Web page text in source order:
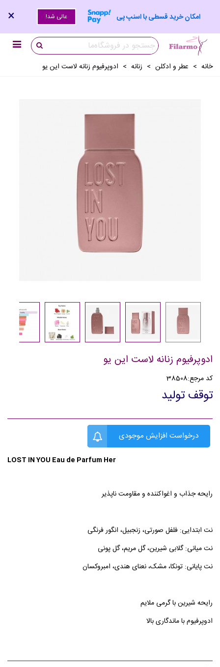
امکان خرید قسطی با اسنپ پی عالی شد! ×
خانه > عطر و ادکلن > زنانه > ادوپرفیوم زنانه لاست این یو
ادوپرفیوم زنانه لاست این یو
کد مرجع:38508
توقف تولید
درخواست افزایش موجودی
LOST IN YOU Eau de Parfum Her
رایحه جذاب و اغواکننده و مقاومت ناپذیر
نت ابتدایی: فلفل صورتی، زنجبیل، انگور فرنگی
نت میانی: گلابی شیرین، گل مریم، گل پونی
نت پایانی: تونکا، مشک، نعنای هندی، امبروکسان
رایحه شیرین با گرمی ملایم
ادوپرفیوم با ماندگاری بالا